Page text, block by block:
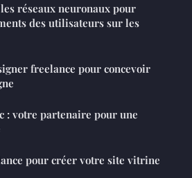
réseaux neuronaux pour
des utilisateurs sur les
freelance pour concevoir
: votre partenaire pour une
pour créer votre site vitrine